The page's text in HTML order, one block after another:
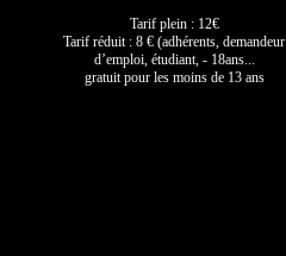
Tarif plein : 12€
Tarif réduit : 8 € (adhérents, demandeur
d’emploi, étudiant, - 18ans...
gratuit pour les moins de 13 ans